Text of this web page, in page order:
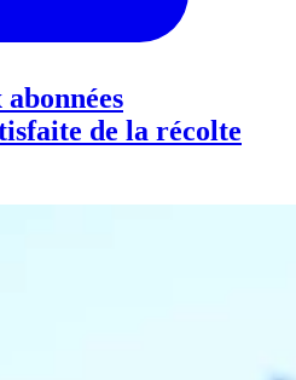
de la récolte